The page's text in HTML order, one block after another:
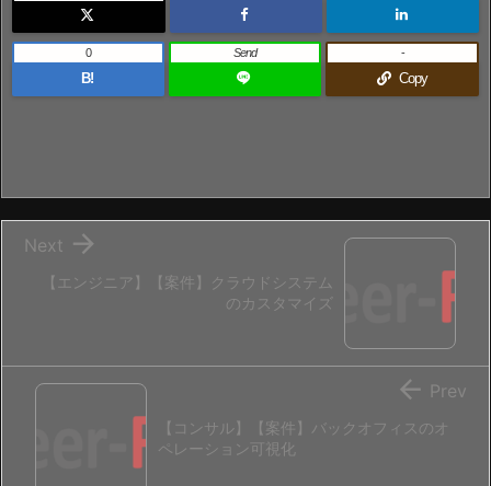
B!
0 Send
Copy
-
【エンジニア】【案件】クラウドシステム
のカスタマイズ

Next
【コンサル】【案件】バックオフィスのオ
ペレーション可視化
 Prev